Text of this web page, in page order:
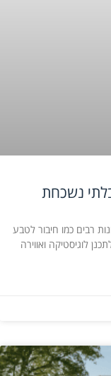
נשכחת
רבים כמו חיבור לטבע
לוגיסטיקה ואווירה